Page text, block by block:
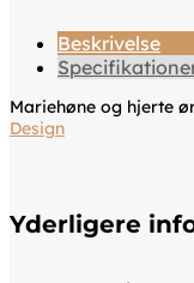
Beskrivelse
Mariehøne og hjerte
Design
Yderligere